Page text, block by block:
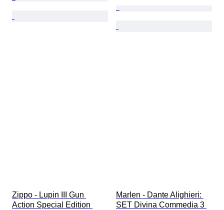
Zippo - Lupin III Gun
Action Special Edition
Marlen - Dante Alighieri:
SET Divina Commedia 3